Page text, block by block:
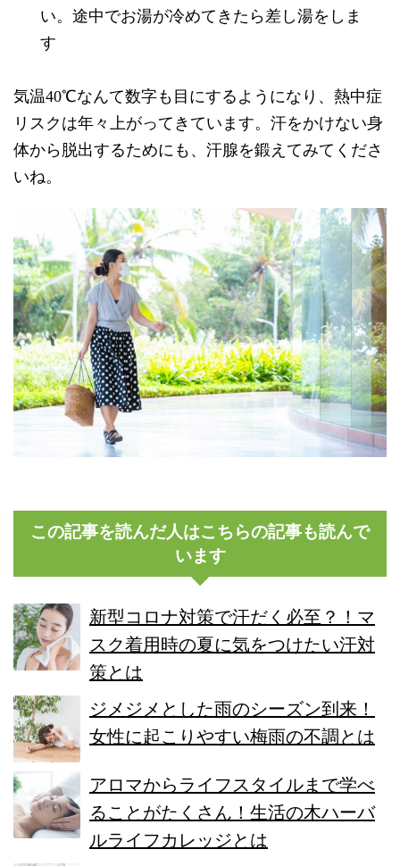
い。途中でお湯が冷めてきたら差し湯をしま
す
気温40℃なんて数字も目にするようになり、熱中症
リスクは年々上がってきています。汗をかけない身
体から脱出するためにも、汗腺を鍛えてみてくださ
いね。
この記事を読んだ人はこちらの記事も読んで
います
新型コロナ対策で汗だく必至？！マ
スク着用時の夏に気をつけたい汗対
策とは
ジメジメとした雨のシーズン到来！
女性に起こりやすい梅雨の不調とは
アロマからライフスタイルまで学べ
ることがたくさん！生活の木ハーバ
ルライフカレッジとは